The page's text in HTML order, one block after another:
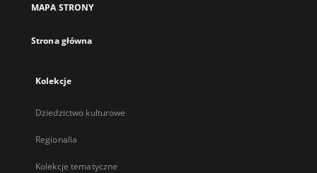
karcie
MAPA STRONY
Strona główna
Kolekcje
Dziedzictwo kulturowe
Regionalia
Kolekcje tematyczne